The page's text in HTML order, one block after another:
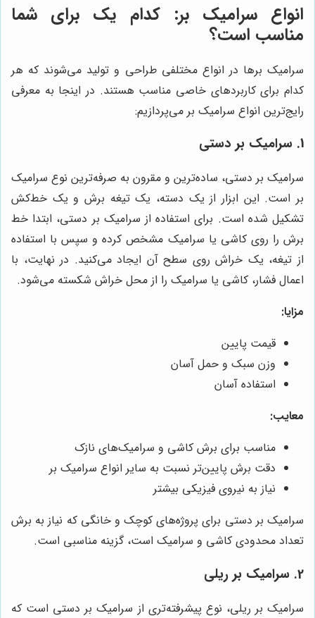
انواع سرامیک بر: کدام یک برای شما
مناسب است؟
سرامیک برها در انواع مختلفی طراحی و تولید می‌شوند که هر
کدام برای کاربردهای خاصی مناسب هستند. در اینجا به معرفی
رایج‌ترین انواع سرامیک بر می‌پردازیم:
1. سرامیک بر دستی
سرامیک بر دستی، ساده‌ترین و مقرون به صرفه‌ترین نوع سرامیک
بر است. این ابزار از یک دسته، یک تیغه برش و یک خط‌کش
تشکیل شده است. برای استفاده از سرامیک بر دستی، ابتدا خط
برش را روی کاشی یا سرامیک مشخص کرده و سپس با استفاده
از تیغه، یک خراش روی سطح آن ایجاد می‌کنید. در نهایت، با
اعمال فشار، کاشی یا سرامیک را از محل خراش شکسته می‌شود.
مزایا:
قیمت پایین
وزن سبک و حمل آسان
استفاده آسان
معایب:
مناسب برای برش کاشی و سرامیک‌های نازک
دقت برش پایین‌تر نسبت به سایر انواع سرامیک بر
نیاز به نیروی فیزیکی بیشتر
سرامیک بر دستی برای پروژه‌های کوچک و خانگی که نیاز به برش
تعداد محدودی کاشی و سرامیک است، گزینه مناسبی است.
2. سرامیک بر ریلی
سرامیک بر ریلی، نوع پیشرفته‌تری از سرامیک بر دستی است که